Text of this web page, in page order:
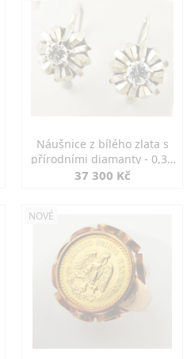
Náušnice z bílého zlata s
přírodními diamanty - 0,30
ct
37 300 Kč
NOVÉ